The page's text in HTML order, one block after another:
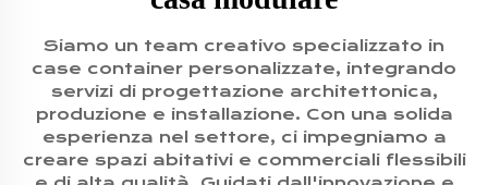
Siamo un team creativo specializzato in
case container personalizzate, integrando
servizi di progettazione architettonica,
produzione e installazione. Con una solida
esperienza nel settore, ci impegniamo a
creare spazi abitativi e commerciali flessibili